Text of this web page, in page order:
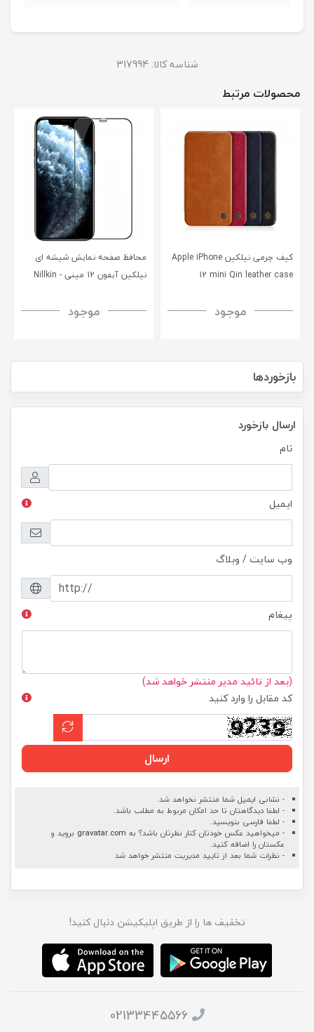
شناسه کالا: 317994
محصولات مرتبط
کیف چرمی نیلکین Apple iPhone
12 mini Qin leather case
موجود
محافظ صفحه نمایش شیشه‌ ای
نیلکین آیفون 12 مینی - Nillkin
tempered glassموجود
بازخوردها
ارسال بازخورد
نام
ایمیل
وب سایت / وبلاگ
پیغام
(بعد از تائید مدیر منتشر خواهد شد)
کد مقابل را وارد کنید
ارسال
- نشانی ایمیل شما منتشر نخواهد شد.
- لطفا دیدگاهتان تا حد امکان مربوط به مطلب باشد.
- لطفا فارسی بنویسید.
- میخواهید عکس خودتان کنار نظرتان باشد؟ به gravatar.com بروید و
عکستان را اضافه کنید.
- نظرات شما بعد از تایید مدیریت منتشر خواهد شد
تخفیف ها را از طریق اپلیکیشن دنبال کنید!
02133445566